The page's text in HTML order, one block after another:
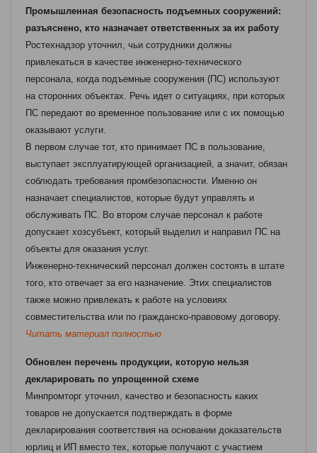
Промышленная безопасность подъемных сооружений:
разъяснено, кто назначает ответственных за их работу
Ростехнадзор уточнил, чьи сотрудники должны
привлекаться в качестве инженерно-технического
персонала, когда подъемные сооружения (ПС) используют
на сторонних объектах. Речь идет о ситуациях, при которых
ПС передают во временное пользование или с их помощью
оказывают услуги.
В первом случае тот, кто принимает ПС в пользование,
выступает эксплуатирующей организацией, а значит, обязан
соблюдать требования промбезопасности. Именно он
назначает специалистов, которые будут управлять и
обслуживать ПС. Во втором случае персонал к работе
допускает хозсубъект, который выделил и направил ПС на
объекты для оказания услуг.
Инженерно-технический персонал должен состоять в штате
того, кто отвечает за его назначение. Этих специалистов
также можно привлекать к работе на условиях
совместительства или по гражданско-правовому договору.
Читать материал полностью
Обновлен перечень продукции, которую нельзя
декларировать по упрощенной схеме
Минпромторг уточнил, качество и безопасность каких
товаров не допускается подтверждать в форме
декларирования соответствия на основании доказательств
юрлиц и ИП вместо тех, которые получают с участием